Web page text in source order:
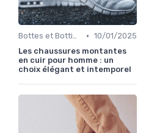
Bottes et Bottines • 10/01/2025
Les chaussures montantes
en cuir pour homme : un
choix élégant et intemporel